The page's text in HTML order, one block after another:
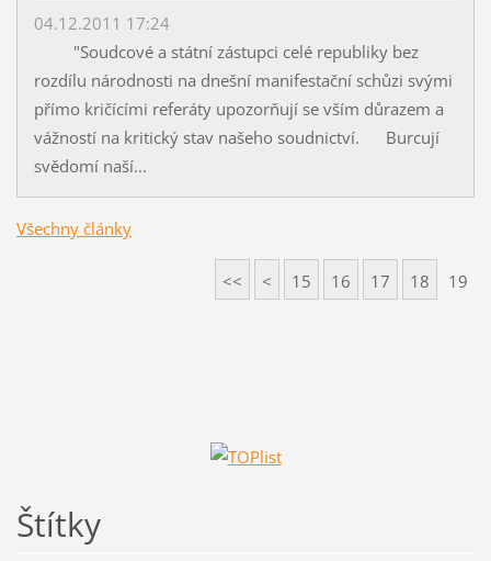
04.12.2011 17:24
"Soudcové a státní zástupci celé republiky bez
rozdílu národnosti na dnešní manifestační schůzi svými
přímo kričícími referáty upozorňují se vším důrazem a
vážností na kritický stav našeho soudnictví. Burcují
svědomí naší...
Všechny články
<< < 15 16 17 18 19
Štítky